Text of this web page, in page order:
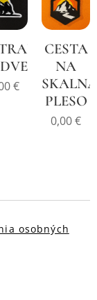
€
CESTA
NA
PLESO
0,00€
osobných